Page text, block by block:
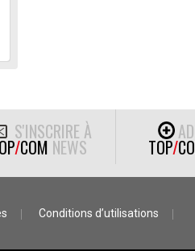
S'INSCRIRE À
/COM NEWS TOP/
Conditions d’utilisations